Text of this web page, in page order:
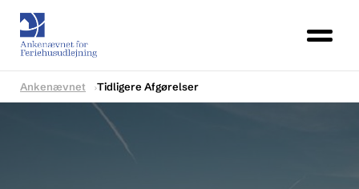
Ankenævnet Tidligere Afgørelser